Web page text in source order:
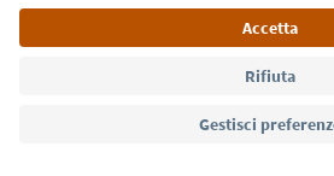
Alto Adige B2B